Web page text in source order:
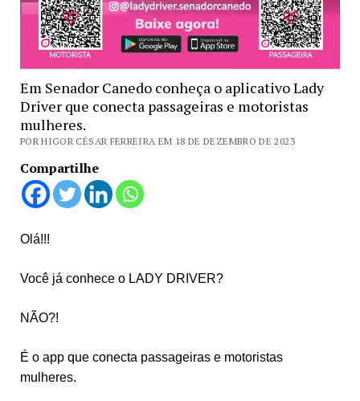
Em Senador Canedo conheça o aplicativo Lady
Driver que conecta passageiras e motoristas
mulheres.
POR HIGOR CÉSAR FERREIRA EM 18 DE DEZEMBRO DE 2023
Compartilhe
Olá!!!
Você já conhece o LADY DRIVER?
NÃO?!
É o app que conecta passageiras e motoristas
mulheres.